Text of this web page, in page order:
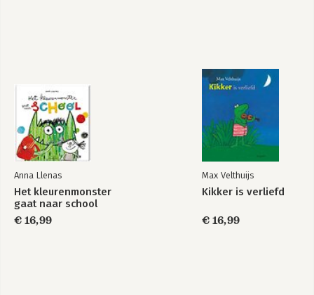
Anna Llenas
Het kleurenmonster
gaat naar school
€ 16,99
Max Velthuijs
Kikker is verliefd
€ 16,99